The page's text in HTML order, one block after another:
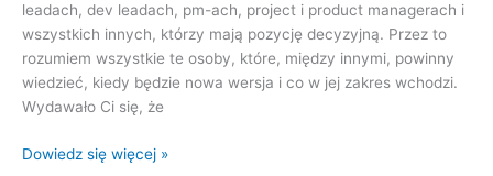
leadach, dev leadach, pm-ach, project i product managerach i
wszystkich innych, którzy mają pozycję decyzyjną. Przez to
rozumiem wszystkie te osoby, które, między innymi, powinny
wiedzieć, kiedy będzie nowa wersja i co w jej zakres wchodzi.
Wydawało Ci się, że
Jak
Dowiedz się więcej »